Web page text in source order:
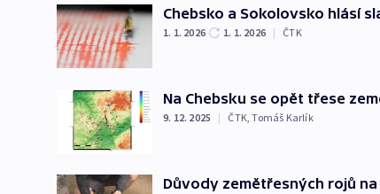
Chebsko a Sokolovsko hlásí
1. 1. 2026 1. 1. 2026 | ČTK
Na Chebsku se opět třese
9. 12. 2025 | ČTK,Tomáš Karlík
Důvody zemětřesných rojů